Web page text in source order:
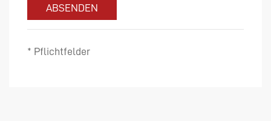
ABSENDEN
* Pflichtfelder